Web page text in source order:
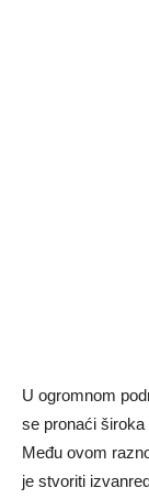
U ogromnom
se pronaći
Među ovom
je stvoriti